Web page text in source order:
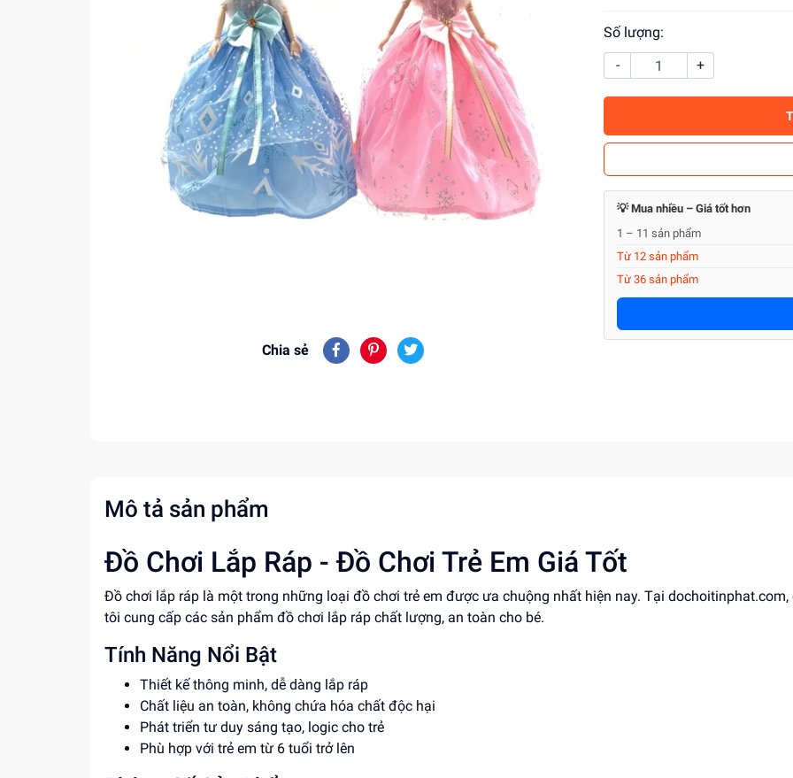
Chia sẻ
Số lượng:
-
+
💡 Mua nhiều – Giá tốt hơn
1 – 11 sản phẩm
Từ 12 sản phẩm
Từ 36 sản phẩm
Mô tả sản phẩm
Đồ Chơi Lắp Ráp - Đồ Chơi Trẻ Em Giá Tốt
Đồ chơi lắp ráp là một trong những loại đồ chơi trẻ em được ưa chuộng nhất hiện nay. Tại dochoitinphat.com,
tôi cung cấp các sản phẩm đồ chơi lắp ráp chất lượng, an toàn cho bé.
Tính Năng Nổi Bật
Thiết kế thông minh, dễ dàng lắp ráp
Chất liệu an toàn, không chứa hóa chất độc hại
Phát triển tư duy sáng tạo, logic cho trẻ
Phù hợp với trẻ em từ 6 tuổi trở lên